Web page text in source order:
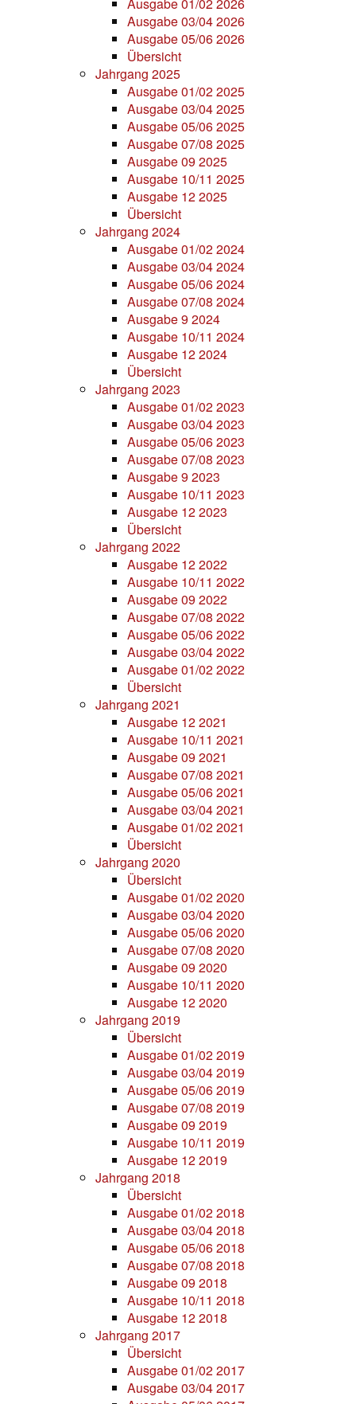
Ausgabe 03/04 2026
Ausgabe 05/06 2026
Übersicht
Jahrgang 2025
Ausgabe 01/02 2025
Ausgabe 03/04 2025
Ausgabe 05/06 2025
Ausgabe 07/08 2025
Ausgabe 09 2025
Ausgabe 10/11 2025
Ausgabe 12 2025
Übersicht
Jahrgang 2024
Ausgabe 01/02 2024
Ausgabe 03/04 2024
Ausgabe 05/06 2024
Ausgabe 07/08 2024
Ausgabe 9 2024
Ausgabe 10/11 2024
Ausgabe 12 2024
Übersicht
Jahrgang 2023
Ausgabe 01/02 2023
Ausgabe 03/04 2023
Ausgabe 05/06 2023
Ausgabe 07/08 2023
Ausgabe 9 2023
Ausgabe 10/11 2023
Ausgabe 12 2023
Übersicht
Jahrgang 2022
Ausgabe 12 2022
Ausgabe 10/11 2022
Ausgabe 09 2022
Ausgabe 07/08 2022
Ausgabe 05/06 2022
Ausgabe 03/04 2022
Ausgabe 01/02 2022
Übersicht
Jahrgang 2021
Ausgabe 12 2021
Ausgabe 10/11 2021
Ausgabe 09 2021
Ausgabe 07/08 2021
Ausgabe 05/06 2021
Ausgabe 03/04 2021
Ausgabe 01/02 2021
Übersicht
Jahrgang 2020
Übersicht
Ausgabe 01/02 2020
Ausgabe 03/04 2020
Ausgabe 05/06 2020
Ausgabe 07/08 2020
Ausgabe 09 2020
Ausgabe 10/11 2020
Ausgabe 12 2020
Jahrgang 2019
Übersicht
Ausgabe 01/02 2019
Ausgabe 03/04 2019
Ausgabe 05/06 2019
Ausgabe 07/08 2019
Ausgabe 09 2019
Ausgabe 10/11 2019
Ausgabe 12 2019
Jahrgang 2018
Übersicht
Ausgabe 01/02 2018
Ausgabe 03/04 2018
Ausgabe 05/06 2018
Ausgabe 07/08 2018
Ausgabe 09 2018
Ausgabe 10/11 2018
Ausgabe 12 2018
Jahrgang 2017
Übersicht
Ausgabe 01/02 2017
Ausgabe 03/04 2017